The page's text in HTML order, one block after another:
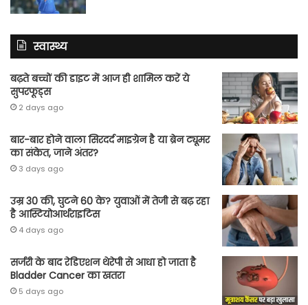
स्वास्थ्य
बढ़ते बच्चों की डाइट में आज ही शामिल करें ये
सुपरफूड्स
2 days ago
बार-बार होने वाला सिरदर्द माइग्रेन है या ब्रेन ट्यूमर
का संकेत, जाने अंतर?
3 days ago
उम्र 30 की, घुटने 60 के? युवाओं में तेजी से बढ़ रहा
है आस्टियोआर्थराइटिस
4 days ago
सर्जरी के बाद रेडिएशन थेरेपी से आधा हो जाता है
Bladder Cancer का खतरा
5 days ago